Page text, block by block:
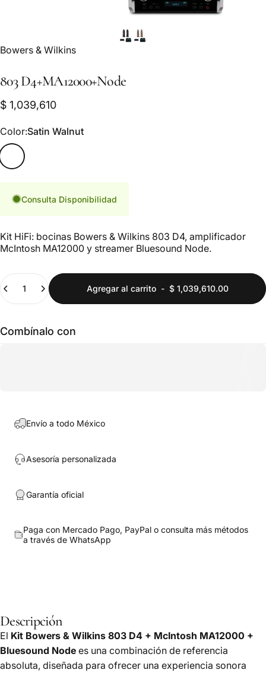
Marca:
Bowers & Wilkins
803 D4+MA12000+Node
$ 1,039,610
Color
Color:Satin Walnut
Satin Walnut
Consulta Disponibilidad
Kit HiFi: bocinas Bowers & Wilkins 803 D4, amplificador
McIntosh MA12000 y streamer Bluesound Node.
Cantidad
Agregar al carrito- $ 1,039,610.00
Combínalo con
Envío a todo México
Asesoría personalizada
Garantía oficial
Paga con Mercado Pago, PayPal o consulta más métodos
a través de WhatsApp
Descripción
El Kit Bowers & Wilkins 803 D4 + McIntosh MA12000 +
Bluesound Node es una combinación de referencia
absoluta, diseñada para ofrecer una experiencia sonora